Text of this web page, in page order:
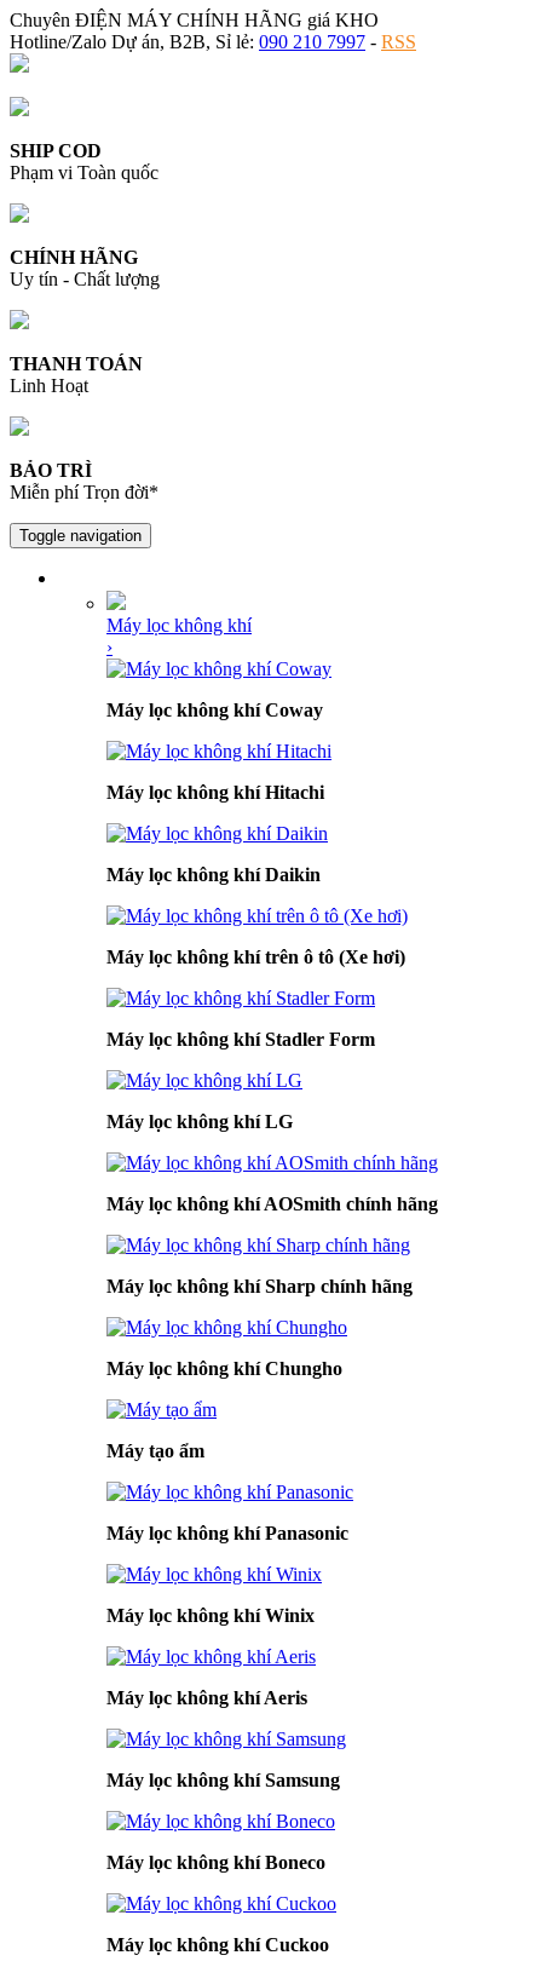
Chuyên ĐIỆN MÁY CHÍNH HÃNG giá KHO
Hotline/Zalo Dự án, B2B, Sỉ lẻ: 090 210 7997 - RSS
SHIP COD
Phạm vi Toàn quốc
CHÍNH HÃNG
Uy tín - Chất lượng
THANH TOÁN
Linh Hoạt
BẢO TRÌ
Miễn phí Trọn đời*
Toggle navigation
Máy lọc không khí
›
Máy lọc không khí Coway
Máy lọc không khí Hitachi
Máy lọc không khí Daikin
Máy lọc không khí trên ô tô (Xe hơi)
Máy lọc không khí Stadler Form
Máy lọc không khí LG
Máy lọc không khí AOSmith chính hãng
Máy lọc không khí Sharp chính hãng
Máy lọc không khí Chungho
Máy tạo ẩm
Máy lọc không khí Panasonic
Máy lọc không khí Winix
Máy lọc không khí Aeris
Máy lọc không khí Samsung
Máy lọc không khí Boneco
Máy lọc không khí Cuckoo